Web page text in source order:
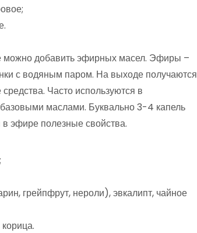
можно добавить эфирных масел. Эфиры –
с водяным паром. На выходе получаются
Часто используются в
базовыми маслами. Буквально 3-4 капель
эфире полезные свойства.
грейпфрут, нероли), эвкалипт, чайное